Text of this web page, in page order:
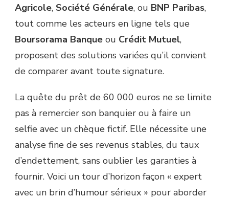
Agricole, Société Générale, ou BNP Paribas,
tout comme les acteurs en ligne tels que
Boursorama Banque ou Crédit Mutuel,
proposent des solutions variées qu’il convient
de comparer avant toute signature.
La quête du prêt de 60 000 euros ne se limite
pas à remercier son banquier ou à faire un
selfie avec un chèque fictif. Elle nécessite une
analyse fine de ses revenus stables, du taux
d’endettement, sans oublier les garanties à
fournir. Voici un tour d’horizon façon « expert
avec un brin d’humour sérieux » pour aborder